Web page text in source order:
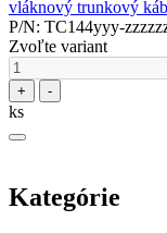
vláknový trunkový
P/N: TC144yyy-
Zvoľte variant
+ -
ks
Kategórie